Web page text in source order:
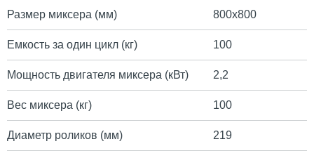
Размер миксера (мм) 800х800
Емкость за один цикл (кг) 100
Мощность двигателя миксера (кВт) 2,2
Вес миксера (кг) 100
Диаметр роликов (мм) 219